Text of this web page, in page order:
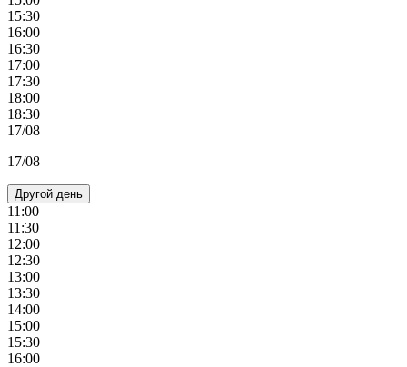
15:30
16:00
16:30
17:00
17:30
18:00
18:30
17/08
17/08
Другой день
11:00
11:30
12:00
12:30
13:00
13:30
14:00
15:00
15:30
16:00